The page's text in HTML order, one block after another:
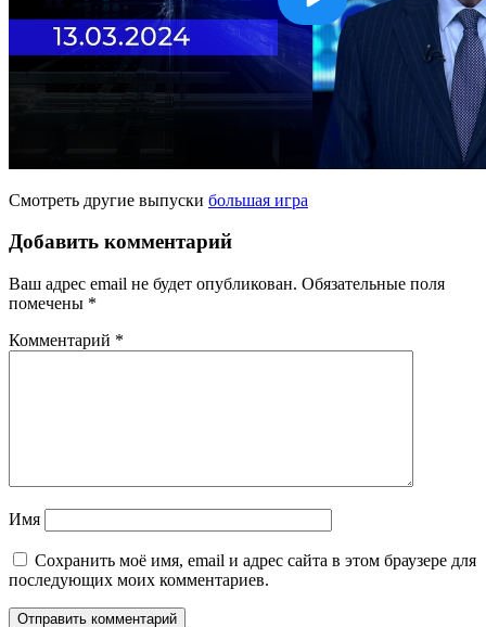
Смотреть другие выпуски большая игра
Добавить комментарий
Ваш адрес email не будет опубликован. Обязательные поля
помечены *
Комментарий *
Имя
Сохранить моё имя, email и адрес сайта в этом браузере для
последующих моих комментариев.